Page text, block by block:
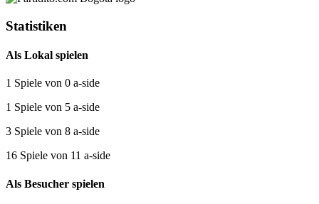
Statistiken
Als Lokal spielen
1 Spiele von 0 a-side
1 Spiele von 5 a-side
3 Spiele von 8 a-side
16 Spiele von 11 a-side
Als Besucher spielen